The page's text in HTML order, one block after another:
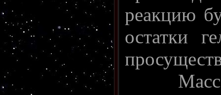
реакцию
остатки
Масса